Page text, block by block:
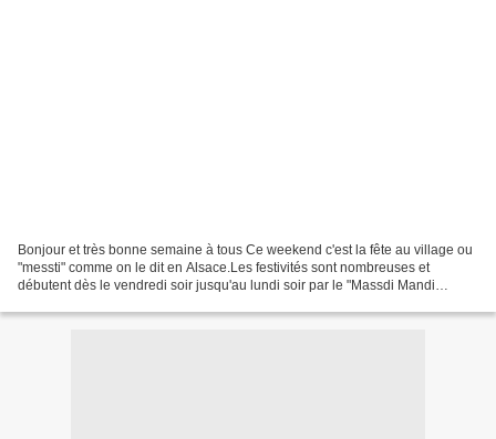
Bonjour et très bonne semaine à tous Ce weekend c'est la fête au village ou
"messti" comme on le dit en Alsace.Les festivités sont nombreuses et
débutent dès le vendredi soir jusqu'au lundi soir par le "Massdi Mandi